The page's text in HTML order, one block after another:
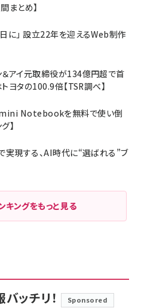
まとめ】
に」 設立22年を迎えるWeb制作
＆アイ元取締役が134億円超で首
ヨタの100.9倍【TSR調べ】
Notebookを無料で使い倒
】
実現する、AI時代に“選ばれる”ブ
キングをもっと見る
ッチリ！ Sponsored